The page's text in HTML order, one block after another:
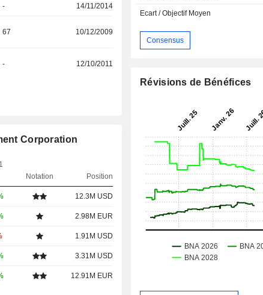
- 14/11/2014
67 10/12/2009
- 12/10/2011
Corporation
Notation Position
12.3M USD
2.98M EUR
1.91M USD
3.31M USD
12.91M EUR
Ecart / Objectif Moyen
Consensus
Révisions de Bénéfices